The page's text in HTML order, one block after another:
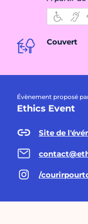
Couvert
Évènement proposé
Ethics Event
Site de
/